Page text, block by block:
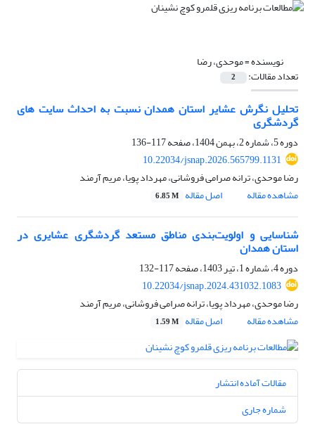
نویسنده =موحدی، رضا
تعداد مقالات: 2
تحلیل نگرش عشایر استان همدان نسبت به احداث سایت های
گردشگری
دوره 5، شماره 2، بهمن 1404، صفحه
117-136
10.22034/jsnap.2026.565799.1131
رضا موحدی، ترانه صرامی فروشانی، مهرداد پویا، مریم آرمند
مشاهده مقاله
اصل مقاله 6.85 M
شناسایی و اولویت‌بندی مناطق مستعد گردشگری عشایری در
استان همدان
دوره 4، شماره 1، تیر 1403، صفحه
117-132
10.22034/jsnap.2024.431032.1083
رضا موحدی، مهرداد پویا، ترانه صرامی فروشانی، مریم آرمند
مشاهده مقاله
اصل مقاله 1.59 M
مقالات آماده انتشار
شماره جاری